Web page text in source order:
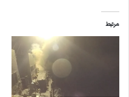
مرتبط